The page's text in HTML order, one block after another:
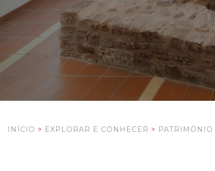
INÍCIO > EXPLORAR E CONHECER > PATRIMÓNIO